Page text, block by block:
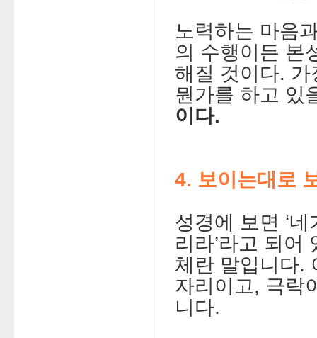
노력하는 마음
의 수행이든 본
해질 것이다.
뭔가를 하고 있
이다.
4. 보이는대로
성경에 보면 ‘
리라’라고 되어
체란 말입니다.
자리이고, 극락
니다.